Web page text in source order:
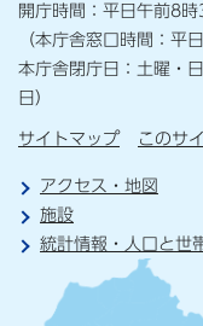
開庁時間：平日午前8
（本庁舎窓口時間：平
本庁舎閉庁日：土曜・
日）
サイトマップ このサ
アクセス・地図
施設
統計情報・人口と世